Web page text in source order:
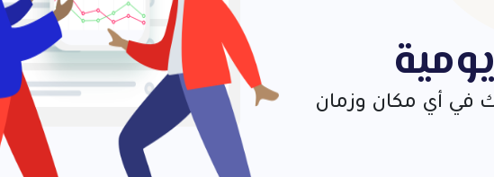
في أي مكان وزمان